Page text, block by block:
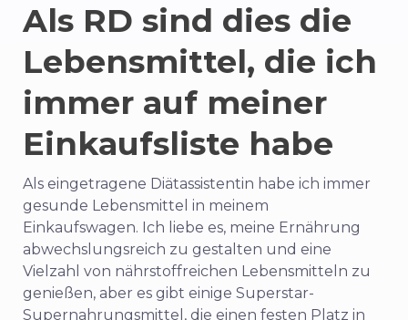
Als RD sind dies die
Lebensmittel, die ich
immer auf meiner
Einkaufsliste habe
Als eingetragene Diätassistentin habe ich immer
gesunde Lebensmittel in meinem
Einkaufswagen. Ich liebe es, meine Ernährung
abwechslungsreich zu gestalten und eine
Vielzahl von nährstoffreichen Lebensmitteln zu
genießen, aber es gibt einige Superstar-
Supernahrungsmittel, die einen festen Platz in